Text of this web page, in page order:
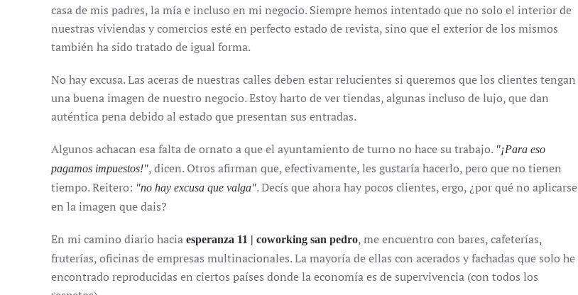
casa de mis padres, la mía e incluso en mi negocio. Siempre hemos intentado que no solo el interior de
nuestras viviendas y comercios esté en perfecto estado de revista, sino que el exterior de los mismos
también ha sido tratado de igual forma.
No hay excusa. Las aceras de nuestras calles deben estar relucientes si queremos que los clientes tengan
una buena imagen de nuestro negocio. Estoy harto de ver tiendas, algunas incluso de lujo, que dan
auténtica pena debido al estado que presentan sus entradas.
Algunos achacan esa falta de ornato a que el ayuntamiento de turno no hace su trabajo. "¡Para eso
pagamos impuestos!", dicen. Otros afirman que, efectivamente, les gustaría hacerlo, pero que no tienen
tiempo. Reitero: "no hay excusa que valga". Decís que ahora hay pocos clientes, ergo, ¿por qué no aplicarse
en la imagen que dais?
En mi camino diario hacia esperanza 11 | coworking san pedro, me encuentro con bares, cafeterías,
fruterías, oficinas de empresas multinacionales. La mayoría de ellas con acerados y fachadas que solo he
encontrado reproducidas en ciertos países donde la economía es de supervivencia (con todos los